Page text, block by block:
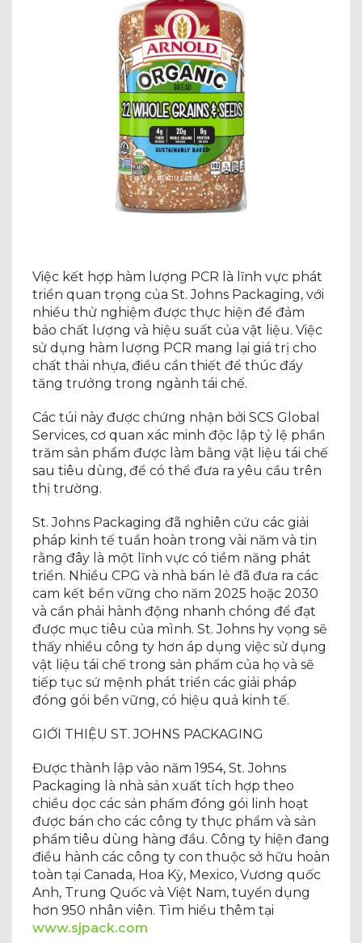
Việc kết hợp hàm lượng PCR là lĩnh vực phát
triển quan trọng của St. Johns Packaging, với
nhiều thử nghiệm được thực hiện để đảm
bảo chất lượng và hiệu suất của vật liệu. Việc
sử dụng hàm lượng PCR mang lại giá trị cho
chất thải nhựa, điều cần thiết để thúc đẩy
tăng trưởng trong ngành tái chế.
Các túi này được chứng nhận bởi SCS Global
Services, cơ quan xác minh độc lập tỷ lệ phần
trăm sản phẩm được làm bằng vật liệu tái chế
sau tiêu dùng, để có thể đưa ra yêu cầu trên
thị trường.
St. Johns Packaging đã nghiên cứu các giải
pháp kinh tế tuần hoàn trong vài năm và tin
rằng đây là một lĩnh vực có tiềm năng phát
triển. Nhiều CPG và nhà bán lẻ đã đưa ra các
cam kết bền vững cho năm 2025 hoặc 2030
và cần phải hành động nhanh chóng để đạt
được mục tiêu của mình. St. Johns hy vọng sẽ
thấy nhiều công ty hơn áp dụng việc sử dụng
vật liệu tái chế trong sản phẩm của họ và sẽ
tiếp tục sứ mệnh phát triển các giải pháp
đóng gói bền vững, có hiệu quả kinh tế.
GIỚI THIỆU ST. JOHNS PACKAGING
Được thành lập vào năm 1954, St. Johns
Packaging là nhà sản xuất tích hợp theo
chiều dọc các sản phẩm đóng gói linh hoạt
được bán cho các công ty thực phẩm và sản
phẩm tiêu dùng hàng đầu. Công ty hiện đang
điều hành các công ty con thuộc sở hữu hoàn
toàn tại Canada, Hoa Kỳ, Mexico, Vương quốc
Anh, Trung Quốc và Việt Nam, tuyển dụng
hơn 950 nhân viên. Tìm hiểu thêm tại
www.sjpack.com